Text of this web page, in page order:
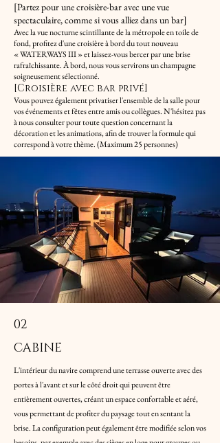
[Partez pour une croisière-bar avec une vue
spectaculaire, comme si vous alliez dans un bar]
Avec la vue nocturne scintillante de la métropole en toile de
fond, profitez d'une croisière à bord du tout nouveau
« WATERWAYS III » et laissez-vous bercer par une brise
rafraîchissante. À bord, nous vous servirons un champagne
soigneusement sélectionné.
[Croisière avec bar privé]
Vous pouvez également privatiser l'ensemble de la salle pour
vos événements et fêtes entre amis ou collègues. N'hésitez pas
à nous consulter pour toute question concernant la
décoration et les animations, afin de trouver la formule qui
correspond à votre thème. (Maximum 25 personnes)
02
CABINE
L'intérieur du navire comprend une terrasse ouverte avec des
portes à l'avant et sur le côté droit qui peuvent être
entièrement ouvertes, créant un espace confortable et aéré,
vous permettant de profiter du paysage tout en sentant la
brise. La configuration peut également être modifiée selon vos